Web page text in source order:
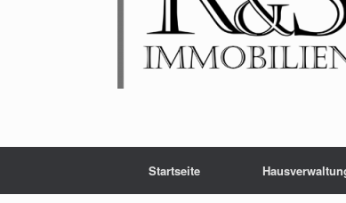
Startseite